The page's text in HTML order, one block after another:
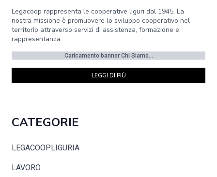
Legacoop rappresenta le cooperative liguri dal 1945. La
nostra missione è promuovere lo sviluppo cooperativo nel
territorio attraverso servizi di assistenza, formazione e
rappresentanza.
Caricamento banner Chi Siamo...
LEGGI DI PIÙ
CATEGORIE
LEGACOOPLIGURIA
LAVORO